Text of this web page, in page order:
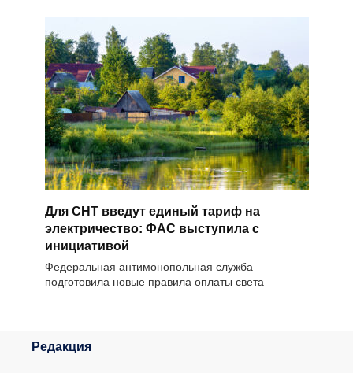
Для СНТ введут единый тариф на
электричество: ФАС выступила с
инициативой
Федеральная антимонопольная служба
подготовила новые правила оплаты света
Редакция